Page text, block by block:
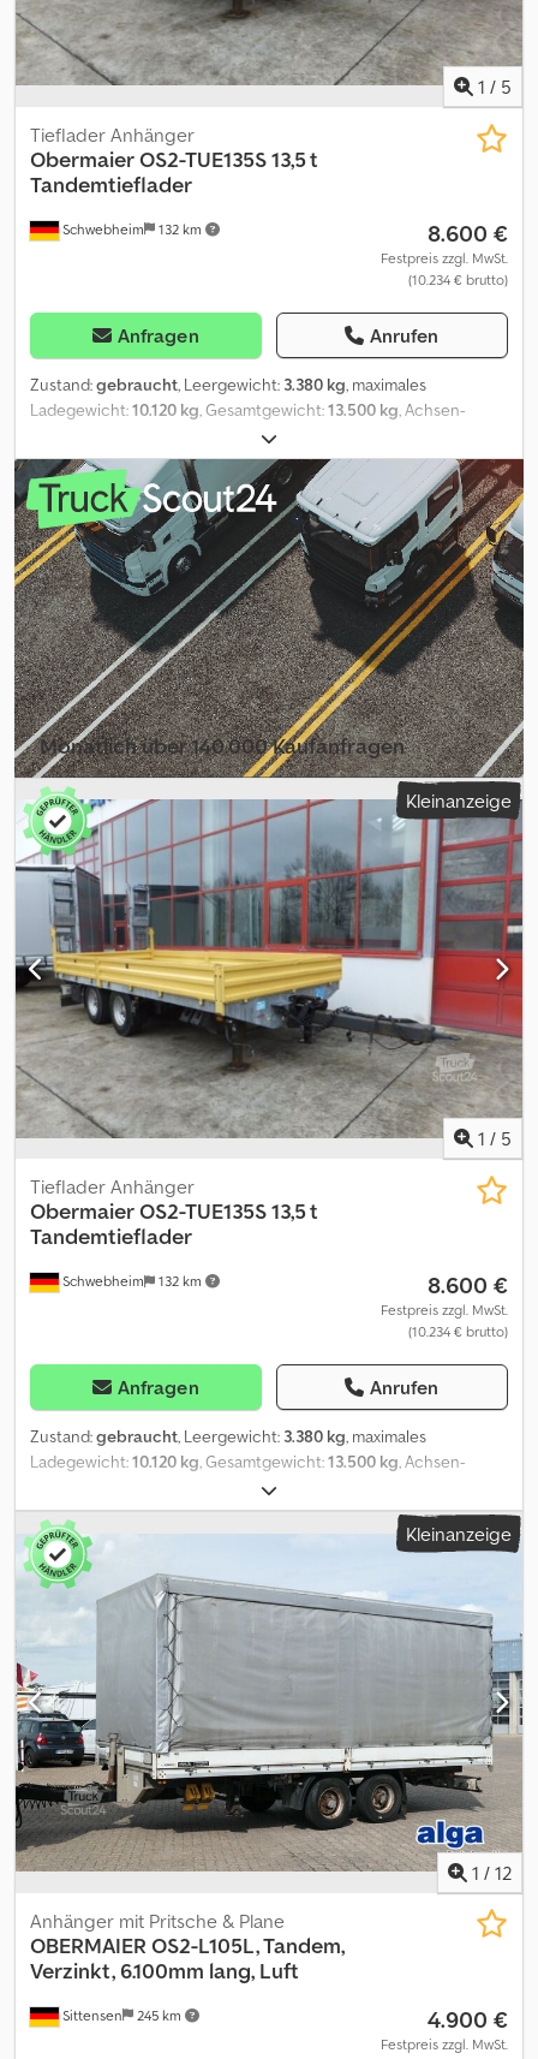
1 / 5
Schwebheim 132 km
Tieflader Anhänger
ObermaierOS2-TUE135S 13,5 t
Tandemtieflader
8.600 €
Festpreis zzgl. MwSt.
(10.234 € brutto)
Anfragen Anrufen
Zustand:gebraucht, Leergewicht: 3.380 kg, maximales
Ladegewicht:10.120 kg, Gesamtgewicht:13.500 kg, Achsen-
, Erstzulassung:
6.350 mm, Laderaumbreite:2.480 mm, Federung:Blatt, Farbe:
Sonstige , Getriebetyp:Sonstige, Fahrerkabine: Sonstige,
Emissionsklasse:keine, Ausstattung:ABS, Druckluftbremse, 400
mm Bordwände, vorn zum Durchladen, 4 x Zurrösen, 18
x Zurrösen, Holzboden def., , Verkauf geht über Kunden., , --
Druckfehler, Irrtümer und Änderungen vorbehalten, Muster-
Bilder --, Mehr Daten unter: !, More Details: ! Dcsdpfjzrhqrsx Akrek
Monatlich über 140.000 Kaufanfragen
Händlerpaket auswählen Kleinanzeige
1 / 5
Schwebheim 132 km
Tieflader Anhänger
ObermaierOS2-TUE135S 13,5 t
Tandemtieflader
8.600 €
Festpreis zzgl. MwSt.
(10.234 € brutto)
Anfragen Anrufen
Zustand:gebraucht, Leergewicht: 3.380 kg, maximales
Ladegewicht:10.120 kg, Gesamtgewicht:13.500 kg, Achsen-
, Erstzulassung:
6.350 mm, Laderaumbreite:2.480 mm, Federung:Blatt, Farbe:
Sonstige
, Getriebetyp:Sonstige, Fahrerkabine:Sonstige,
Emissionsklasse:
mm Bordwände, vorn zum Durchladen, 4 x Zurrösen, 18
x Zurrösen, Holzboden def., , Verkauf geht über Kunden., , --
Druckfehler, Irrtümer und Änderungen vorbehalten, Muster-
Bilder --, Mehr Daten unter: !, More Details: ! Dcjdpfxozrhlpe Akrsk
Kleinanzeige
1 / 12
Sittensen 245 km
Anhänger mit Pritsche & Plane
OBERMAIER OS2-L105L, Tandem,
Verzinkt, 6.100mm lang, Luft
4.900 €
Festpreis zzgl. MwSt.